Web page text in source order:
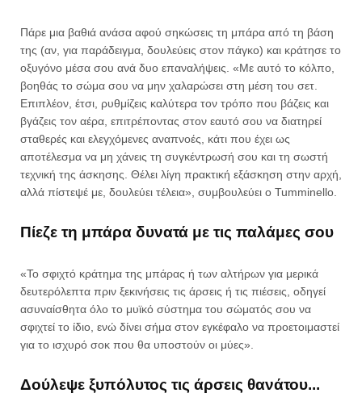
Πάρε μια βαθιά ανάσα αφού σηκώσεις τη μπάρα από τη βάση
της (αν, για παράδειγμα, δουλεύεις στον πάγκο) και κράτησε το
οξυγόνο μέσα σου ανά δυο επαναλήψεις. «Με αυτό το κόλπο,
βοηθάς το σώμα σου να μην χαλαρώσει στη μέση του σετ.
Επιπλέον, έτσι, ρυθμίζεις καλύτερα τον τρόπο που βάζεις και
βγάζεις τον αέρα, επιτρέποντας στον εαυτό σου να διατηρεί
σταθερές και ελεγχόμενες αναπνοές, κάτι που έχει ως
αποτέλεσμα να μη χάνεις τη συγκέντρωσή σου και τη σωστή
τεχνική της άσκησης. Θέλει λίγη πρακτική εξάσκηση στην αρχή,
αλλά πίστεψέ με, δουλεύει τέλεια», συμβουλεύει ο Tumminello.
Πίεζε τη μπάρα δυνατά με τις παλάμες σου
«Το σφιχτό κράτημα της μπάρας ή των αλτήρων για μερικά
δευτερόλεπτα πριν ξεκινήσεις τις άρσεις ή τις πιέσεις, οδηγεί
ασυναίσθητα όλο το μυϊκό σύστημα του σώματός σου να
σφιχτεί το ίδιο, ενώ δίνει σήμα στον εγκέφαλο να προετοιμαστεί
για το ισχυρό σοκ που θα υποστούν οι μύες».
Δούλεψε ξυπόλυτος τις άρσεις θανάτου...